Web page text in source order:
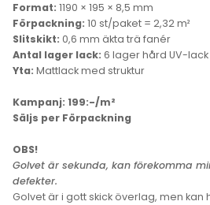
Format: 1190 × 195 × 8,5 mm
Förpackning: 10 st/paket = 2,32 m²
Slitskikt: 0,6 mm äkta trä fanér
Antal lager lack: 6 lager hård UV-lack
Yta: Mattlack med struktur
Kampanj: 199:-/m²
Säljs per Förpackning
OBS!
Golvet är sekunda, kan förekomma
defekter.
Golvet är i gott skick överlag, men kan